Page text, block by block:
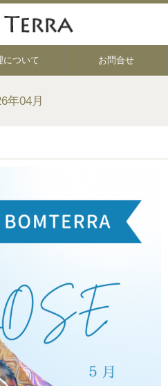
について お問合せ
年04月